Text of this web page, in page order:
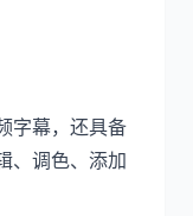
字幕，还具备
、调色、添加